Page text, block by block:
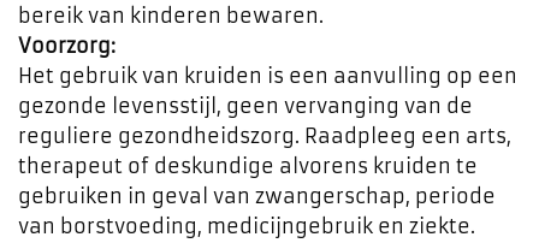
bereik van kinderen bewaren.
Voorzorg:
Het gebruik van kruiden is een aanvulling op een
gezonde levensstijl, geen vervanging van de
reguliere gezondheidszorg. Raadpleeg een arts,
therapeut of deskundige alvorens kruiden te
gebruiken in geval van zwangerschap, periode
van borstvoeding, medicijngebruik en ziekte.